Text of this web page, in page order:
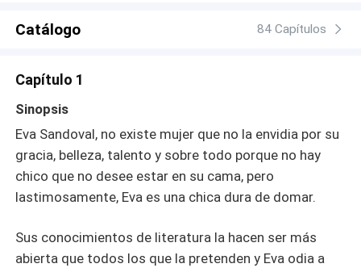
Catálogo 84 Capítulos
Capítulo 1
Sinopsis
Eva Sandoval, no existe mujer que no la envidia por su
gracia, belleza, talento y sobre todo porque no hay
chico que no desee estar en su cama, pero
lastimosamente, Eva es una chica dura de domar.
Sus conocimientos de literatura la hacen ser más
abierta que todos los que la pretenden y Eva odia a